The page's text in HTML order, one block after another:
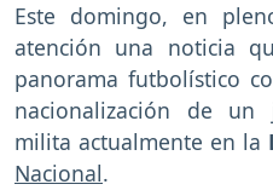
Este domingo, en
atención una noticia
panorama futbolístico
nacionalización de un
milita actualmente en la
Nacional.